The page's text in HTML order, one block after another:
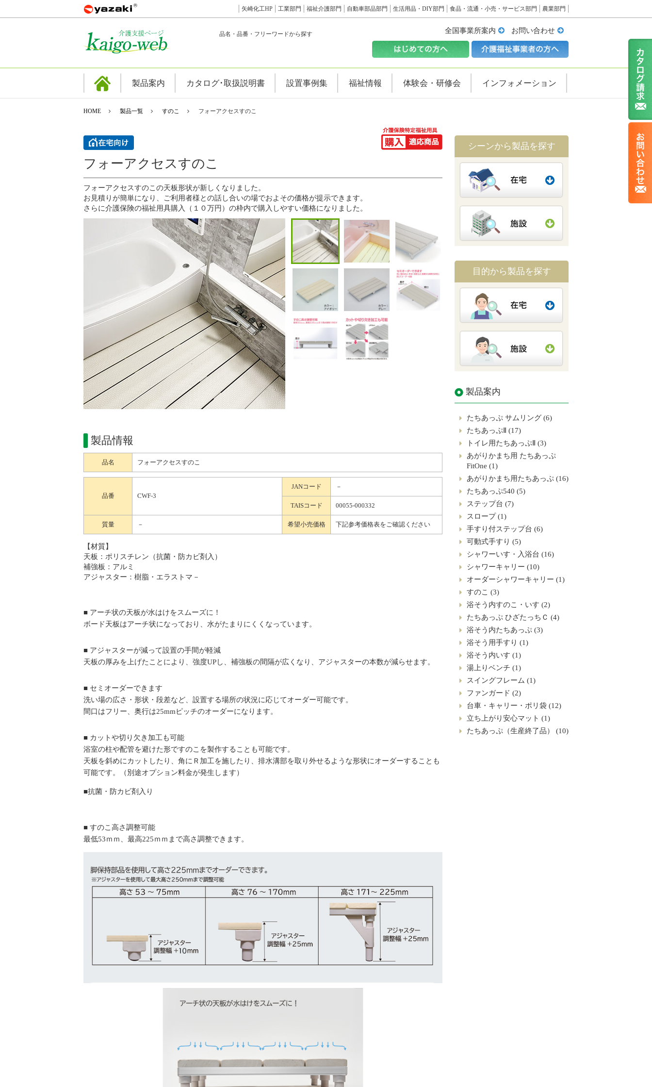
矢崎化工HP 工業部門 福祉介護部門 自動車部品部門 生活用品・DIY部門 食品・流通・小売・サービス部門 農業部門
品名・品番・フリーワードから探す 全国事業所案内 お問い合わせ
製品案内 カタログ･取扱説明書 設置事例集 福祉情報 体験会・研修会 インフォメーション
HOME 製品一覧 すのこ フォーアクセスすのこ
フォーアクセスすのこ
フォーアクセスすのこの天板形状が新しくなりました。
お見積りが簡単になり、ご利用者様との話し合いの場でおよその価格が提示できます。
さらに介護保険の福祉用具購入（１０万円）の枠内で購入しやすい価格になりました。
製品情報
品名 フォーアクセスすのこ
品番 CWF-3
JANコード －
TAISコード 00055-000332
質量 － 希望小売価格 下記参考価格表をご確認ください
【材質】
天板：ポリスチレン（抗菌・防カビ剤入）
補強板：アルミ
アジャスター：樹脂・エラストマ－
■ アーチ状の天板が水はけをスムーズに！
ボード天板はアーチ状になっており、水がたまりにくくなっています。
■ アジャスターが減って設置の手間が軽減
天板の厚みを上げたことにより、強度UPし、補強板の間隔が広くなり、アジャスターの本数が減らせます。
■ セミオーダーできます
洗い場の広さ・形状・段差など、設置する場所の状況に応じてオーダー可能です。
間口はフリー、奥行は25mmピッチのオーダーになります。
■ カットや切り欠き加工も可能
浴室の柱や配管を避けた形ですのこを製作することも可能です。
天板を斜めにカットしたり、角にＲ加工を施したり、排水溝部を取り外せるような形状にオーダーすることも
可能です。（別途オプション料金が発生します）
■抗菌・防カビ剤入り
■ すのこ高さ調整可能
最低53ｍｍ、最高225ｍｍまで高さ調整できます。
シーンから製品を探す
目的から製品を探す
製品案内
たちあっぷ サムリング (6)
たちあっぷⅡ (17)
トイレ用たちあっぷⅡ (3)
あがりかまち用 たちあっぷ
FitOne (1)
あがりかまち用たちあっぷ (16)
たちあっぷ540 (5)
ステップ台 (7)
スロープ (1)
手すり付ステップ台 (6)
可動式手すり (5)
シャワーいす・入浴台 (16)
シャワーキャリー (10)
オーダーシャワーキャリー (1)
すのこ (3)
浴そう内すのこ・いす (2)
たちあっぷ ひざたっちＣ (4)
浴そう内たちあっぷ (3)
浴そう用手すり (1)
浴そう内いす (1)
湯上りベンチ (1)
スイングフレーム (1)
ファンガード (2)
台車・キャリー・ポリ袋 (12)
立ち上がり安心マット (1)
たちあっぷ（生産終了品） (10)